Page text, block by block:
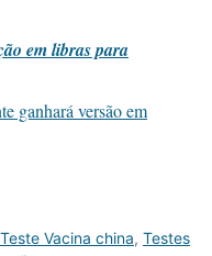
em libras para
ganhará versão em
Teste Vacina china, Testes